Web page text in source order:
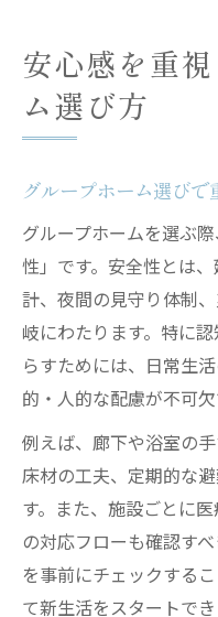
感
比較でわかる
総合ケアが支え
し
総合ケアの取
日常のサポー
感
グループホー
利用者の声か
医療と介護が連携
グループホー
介護と医療が
み
安心感を重
ム選び方
グループホーム選び
グループホームを選ぶ
性」です。安全性とは
計、夜間の見守り体制
岐にわたります。特に
らすためには、日常生
的・人的な配慮が不可欠
例えば、廊下や浴室の
床材の工夫、定期的な
す。また、施設ごとに
の対応フローも確認す
を事前にチェックする
て新生活をスタートでき